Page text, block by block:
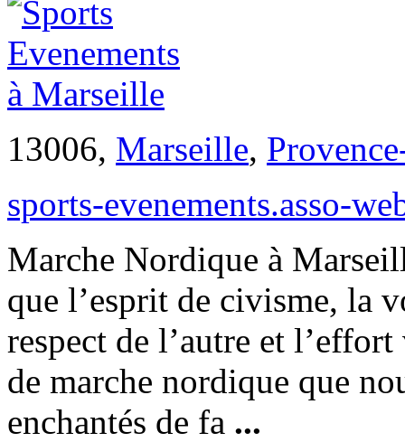
13006, Marseille,
sports-evenements.asso-
Marche Nordique à
que l’esprit de civisme, la
respect de l’autre et
de marche nordique que
enchantés de fa ...